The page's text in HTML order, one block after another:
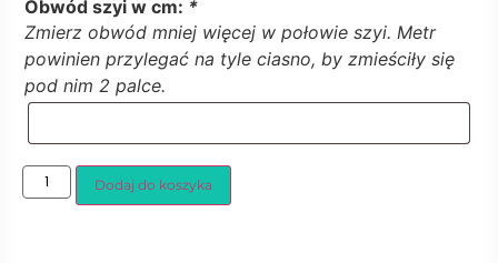
Obwód szyi w cm: *
Zmierz obwód mniej więcej w połowie szyi. Metr
powinien przylegać na tyle ciasno, by zmieściły się
pod nim 2 palce.
Dodaj do koszyka